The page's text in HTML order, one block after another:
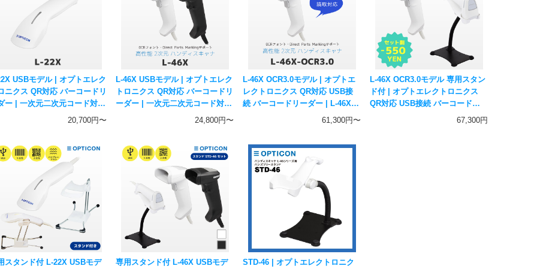
USBモデル | オプトエレク
ニクス QR対応 バーコードリ
ー | 一次元二次元コード対応
ディスキャナー OPTICON
20,700円〜
L-46X USBモデル | オプトエレク
トロニクス QR対応 バーコードリ
ーダー | 一次元二次元コード対応
ハンディスキャナー OPTICON
24,800円〜
L-46X OCR3.0モデル | オプトエ
レクトロニクス QR対応 USB接
続 バーコードリーダー | L-46X-
OCR3.0-V-WHT-USB OPTICON
61,300円〜
L-46X OCR3.0モデル 専用スタン
ド付 | オプトエレクトロニクス
QR対応 USB接続 バーコードリ
ーダー | L-46X-OCR3.0-V-WHT-
67,300円
スタンド付 L-22X USBモデ
専用スタンド付 L-46X USBモデ
STD-46 | オプトエレクトロニク